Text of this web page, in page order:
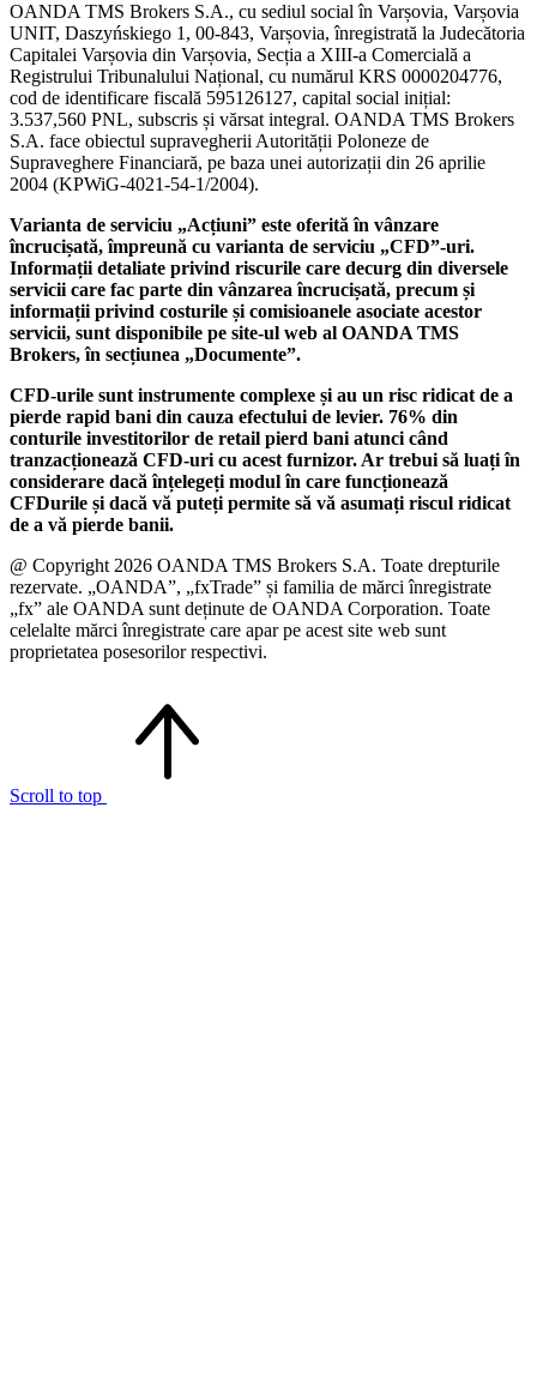
OANDA TMS Brokers S.A., cu sediul social în Varșovia, Varșovia
UNIT, Daszyńskiego 1, 00-843, Varșovia, înregistrată la Judecătoria
Capitalei Varșovia din Varșovia, Secția a XIII-a Comercială a
Registrului Tribunalului Național, cu numărul KRS 0000204776,
cod de identificare fiscală 595126127, capital social inițial:
3.537,560 PNL, subscris și vărsat integral. OANDA TMS Brokers
S.A. face obiectul supravegherii Autorității Poloneze de
Supraveghere Financiară, pe baza unei autorizații din 26 aprilie
2004 (KPWiG-4021-54-1/2004).
Varianta de serviciu „Acțiuni” este oferită în vânzare
încrucișată, împreună cu varianta de serviciu „CFD”-uri.
Informații detaliate privind riscurile care decurg din diversele
servicii care fac parte din vânzarea încrucișată, precum și
informații privind costurile și comisioanele asociate acestor
servicii, sunt disponibile pe site-ul web al OANDA TMS
Brokers, în secțiunea „Documente”.
CFD-urile sunt instrumente complexe și au un risc ridicat de a
pierde rapid bani din cauza efectului de levier. 76% din
conturile investitorilor de retail pierd bani atunci când
tranzacționează CFD-uri cu acest furnizor. Ar trebui să luați în
considerare dacă înțelegeți modul în care funcționează
CFDurile și dacă vă puteți permite să vă asumați riscul ridicat
de a vă pierde banii.
@ Copyright 2026 OANDA TMS Brokers S.A. Toate drepturile
rezervate. „OANDA”, „fxTrade” și familia de mărci înregistrate
„fx” ale OANDA sunt deținute de OANDA Corporation. Toate
celelalte mărci înregistrate care apar pe acest site web sunt
proprietatea posesorilor respectivi.
Scroll to top